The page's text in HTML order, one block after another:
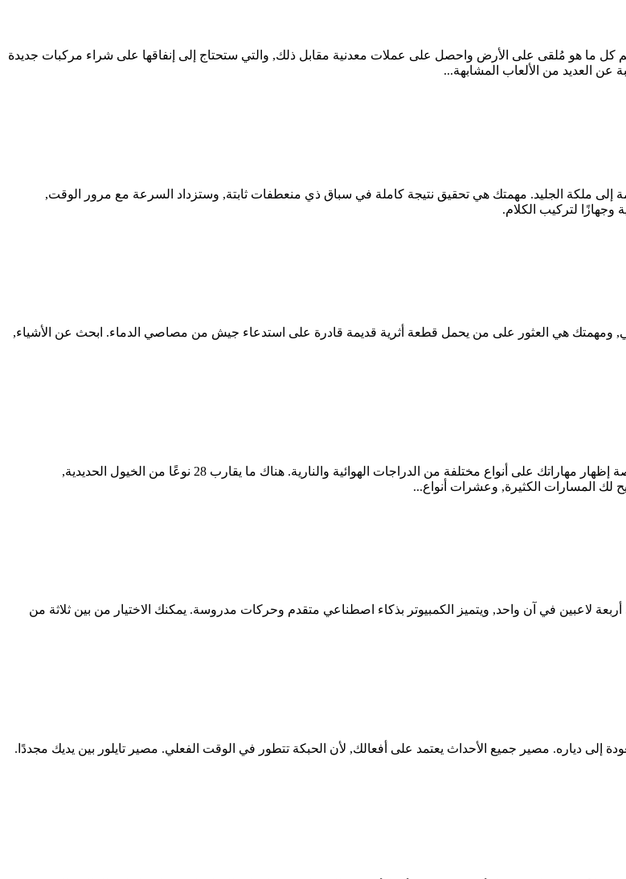
ما هو مُلقى على الأرض واحصل على عملات معدنية مقابل ذلك, والتي ستحتاج إلى إنفاقها على شراء مركبات جديدة
عن العديد من الألعاب المشابهة...
ملكة الجليد. مهمتك هي تحقيق نتيجة كاملة في سباق ذي منعطفات ثابتة, وستزداد السرعة مع مرور الوقت,
وجهازًا لتركيب الكلام.
هي العثور على من يحمل قطعة أثرية قديمة قادرة على استدعاء جيش من مصاصي الدماء. ابحث عن الأشياء,
رحلة دراجات نارية متطرفة - سباقات أركيد في وضع التحدي, حيث ستُتاح لك فرصة إظهار مهاراتك على أنواع مختلفة من الدراجات الهوائية والنارية. هناك ما يقارب 28 نوعًا من الخيول الحديدية,
لك المسارات الكثيرة, وعشرات أنواع...
لاعبين في آن واحد, ويتميز الكمبيوتر بذكاء اصطناعي متقدم وحركات مدروسة. يمكنك الاختيار من بين ثلاثة من
إلى دياره. مصير جميع الأحداث يعتمد على أفعالك, لأن الحبكة تتطور في الوقت الفعلي. مصير تايلور بين يديك مجددًا.